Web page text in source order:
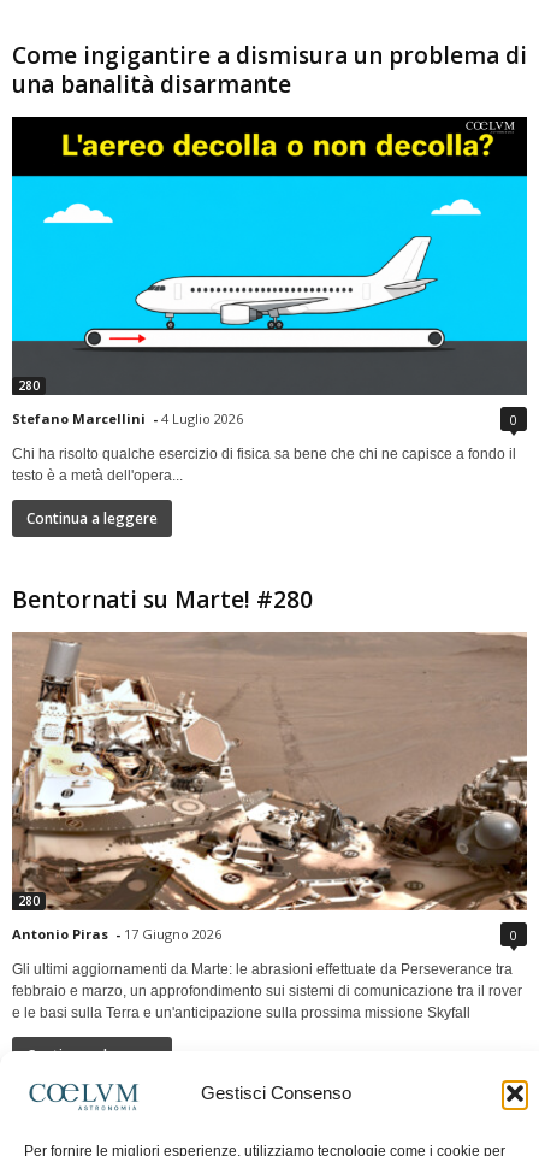
Gestisci Consenso
Per fornire le migliori esperienze, utilizziamo tecnologie come i cookie per
Come ingigantire a dismisura un problema di
una banalità disarmante
280
Stefano Marcellini - 4 Luglio 2026 0
Chi ha risolto qualche esercizio di fisica sa bene che chi ne capisce a fondo il
testo è a metà dell'opera...
Continua a leggere
Bentornati su Marte! #280
280
Antonio Piras - 17 Giugno 2026 0
Gli ultimi aggiornamenti da Marte: le abrasioni effettuate da Perseverance tra
febbraio e marzo, un approfondimento sui sistemi di comunicazione tra il rover
e le basi sulla Terra e un'anticipazione sulla prossima missione Skyfall
Continua a leggere